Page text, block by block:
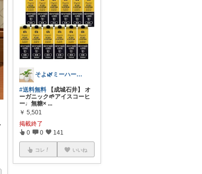
そよ🌿ミーハーなズボラ
#送料無料 【成城石井】 オ
ーガニック🌱アイスコーヒ
ー♩無糖× ...
￥ 5,501
掲載終了
0 0 141
コレ いいね